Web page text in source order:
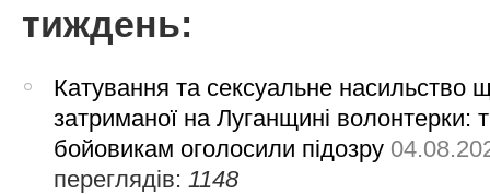
тиждень:
Катування та сексуальне насильство
затриманої на Луганщині волонтерки:
бойовикам оголосили підозру
переглядів: 1148